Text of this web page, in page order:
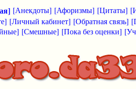
[Анекдоты] [Афоризмы] [Цитаты]
[Личный кабинет] [Обратная связь]
[Смешные] [Пока без оценки]